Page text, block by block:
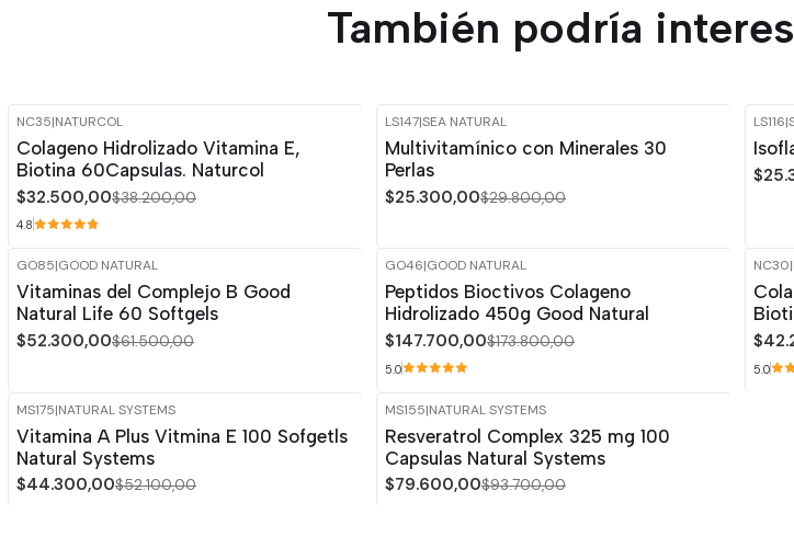
También podría
-15%
NC35|NATURCOL
Colageno Hidrolizado Vitamina E,
Biotina 60Capsulas. Naturcol
$32.500,00$38.200,00
4.8
-15%
LS147|SEA NATURAL
Multivitamínico con Minerales 30
Perlas
$25.300,00$29.800,00
-15%
LS116|
-15%
GO85|GOOD NATURAL
Vitaminas del Complejo B Good
Natural Life 60 Softgels
$52.300,00$61.500,00
-15%
GO46|GOOD NATURAL
Peptidos Bioctivos Colageno
Hidrolizado 450g Good Natural
$147.700,00$173.800,00
5.0
-15%
NC30|
5.0
-15%OFF
MS175|NATURAL SYSTEMS
Vitamina A Plus Vitmina E 100 Sofgetls
Natural Systems
$44.300,00$52.100,00
-15%OFF
MS155|NATURAL SYSTEMS
Resveratrol Complex 325 mg 100
Capsulas Natural Systems
$79.600,00$93.700,00